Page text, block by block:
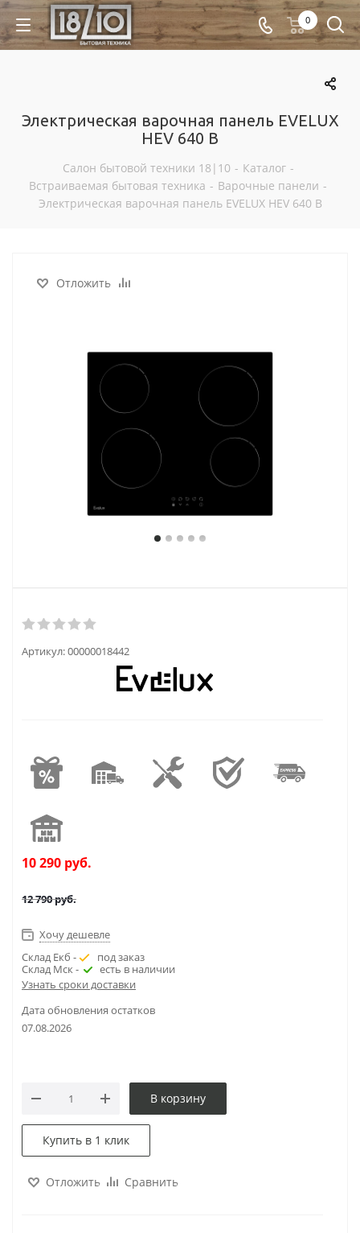
0
Электрическая варочная панель EVELUX
HEV 640 B
Салон бытовой техники 18|10 - Каталог -
Встраиваемая бытовая техника - Варочные панели -
Электрическая варочная панель EVELUX HEV 640 B
Отложить
Артикул:00000018442
10 290 руб.
12 790руб.
Хочу дешевле
Склад Екб -
под заказ
Склад Мск -
есть в наличии
Узнать сроки доставки
Дата обновления остатков
07.08.2026
В корзину
Купить в 1 клик
Отложить Сравнить